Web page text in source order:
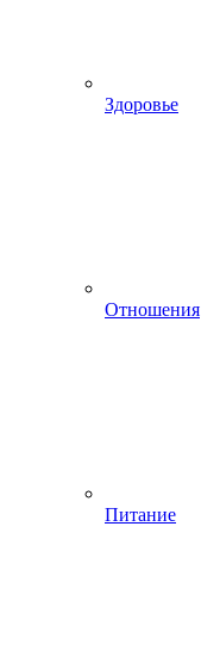
Здоровье
Отношения
Питание